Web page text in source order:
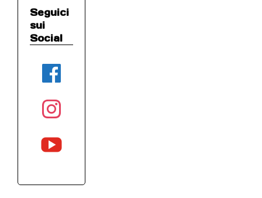
Seguici
sui
Social
facebook
instagram
youtube